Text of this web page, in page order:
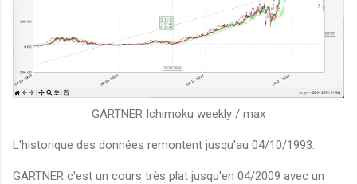
GARTNER Ichimoku weekly / max
L'historique des données remontent jusqu'au 04/10/1993.
GARTNER c'est un cours très plat jusqu'en 04/2009 avec un